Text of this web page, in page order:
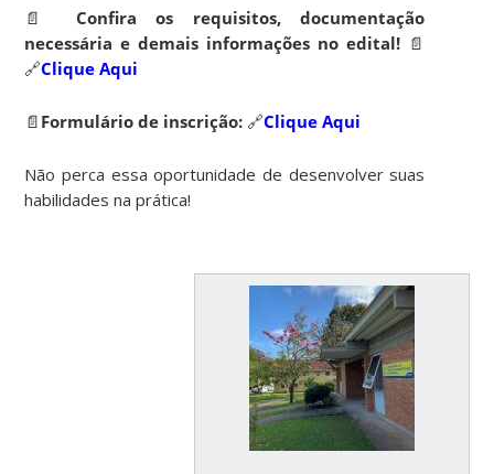
📄 Confira os requisitos, documentação
necessária e demais informações no edital! 📄
🔗Clique Aqui
📄 Formulário de inscrição: 🔗Clique Aqui
Não perca essa oportunidade de desenvolver suas
habilidades na prática!